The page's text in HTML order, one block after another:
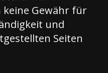
Gewähr für
und
Seiten